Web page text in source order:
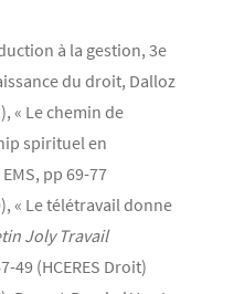
à la gestion, 3e
du droit, Dalloz
« Le chemin de
spirituel en
pp 69-77
« Le télétravail donne
Joly Travail
49 (HCERES Droit)